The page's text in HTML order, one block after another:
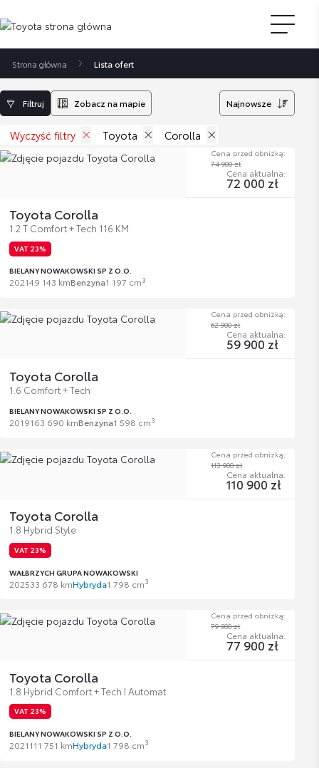
Strona główna Lista ofert
Filtruj Zobacz na mapie Najnowsze
Wyczyść filtry Toyota Corolla
Toyota Corolla
1.2 T Comfort + Tech 116 KM
VAT 23%
BIELANY NOWAKOWSKI SP Z O.O.
202149 143 kmBenzyna1 197 cm3
Cena przed obniżką:
74 900 zł
Cena aktualna:
72 000 zł
Toyota Corolla
1.6 Comfort + Tech
BIELANY NOWAKOWSKI SP Z O.O.
2019163 690 kmBenzyna1 598 cm3
Cena przed obniżką:
62 900 zł
Cena aktualna:
59 900 zł
Toyota Corolla
1.8 Hybrid Style
VAT 23%
WAŁBRZYCH GRUPA NOWAKOWSKI
202533 678 kmHybryda1 798 cm3
Cena przed obniżką:
113 900 zł
Cena aktualna:
110 900 zł
Toyota Corolla
1.8 Hybrid Comfort + Tech I Automat
VAT 23%
BIELANY NOWAKOWSKI SP Z O.O.
2021111 751 kmHybryda1 798 cm3
Cena przed obniżką:
79 900 zł
Cena aktualna:
77 900 zł